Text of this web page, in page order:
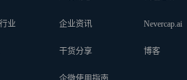
业 企业资讯
干货分享
Nevercap.ai
博客